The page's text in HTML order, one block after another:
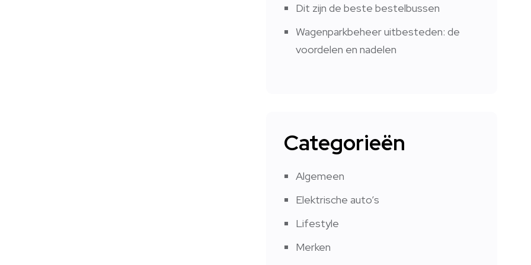
Dit zijn de beste bestelbussen
Wagenparkbeheer uitbesteden: de
voordelen en nadelen
Categorieën
Algemeen
Elektrische auto’s
Lifestyle
Merken